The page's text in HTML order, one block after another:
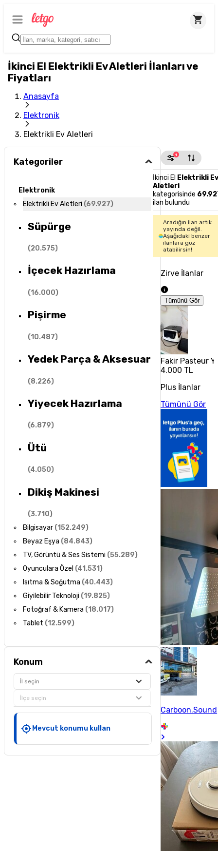
İkinci El Elektrikli Ev Aletleri İlanları ve
Fiyatları
Anasayfa
Elektronik
Elektrikli Ev Aletleri
Kategoriler
Elektronik
Elektrikli Ev Aletleri (69.927)
Süpürge
(20.575)
İçecek Hazırlama
(16.000)
Pişirme
(10.487)
Yedek Parça & Aksesuar
(8.226)
Yiyecek Hazırlama
(6.879)
Ütü
(4.050)
Dikiş Makinesi
(3.710)
Bilgisayar (152.249)
Beyaz Eşya (84.843)
TV, Görüntü & Ses Sistemi (55.289)
Oyunculara Özel (41.531)
Isıtma & Soğutma (40.443)
Giyilebilir Teknoloji (19.825)
Fotoğraf & Kamera (18.017)
Tablet (12.599)
Konum
İl seçin
İlçe seçin
Mevcut konumu kullan
1
İkinci El Elektrikli
Aletleri
kategorisinde
ilan bulundu
Aradığın ilan artık
yayında değil.
Aşağıdaki benzer
ilanlara göz
atabilirsin!
Zirve İlanlar
Tümünü Gör
Fakir Pasteur
4.000 TL
Plus İlanlar
Tümünü Gör
Carboon.Sound